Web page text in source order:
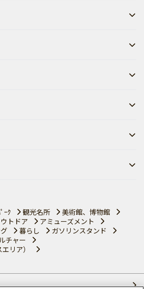
ｰｸ 観光名所
美術館、博物館
トドア
アミューズメント
暮らし
ガソリンスタンド
チャー
リア）